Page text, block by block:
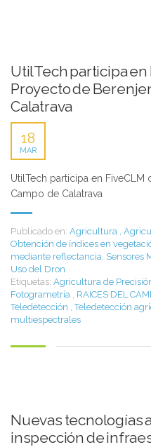
UtilTech participa en
Proyecto de
Calatrava
18
MAR
UtilTech participa en
Campo de Calatrava
Publicado en: Agricultura ,
Obtención de índices en
mediante reflectancia. Sensores
Uso del Dron
Etiquetas: Agricultura de
Fotogrametría , RAICES DEL
Teledetección , Teledetección
multiespectrales
Nuevas tecnologías
inspección de